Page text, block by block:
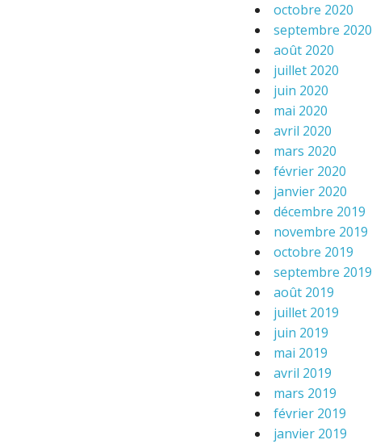
octobre 2020
septembre 2020
août 2020
juillet 2020
juin 2020
mai 2020
avril 2020
mars 2020
février 2020
janvier 2020
décembre 2019
novembre 2019
octobre 2019
septembre 2019
août 2019
juillet 2019
juin 2019
mai 2019
avril 2019
mars 2019
février 2019
janvier 2019